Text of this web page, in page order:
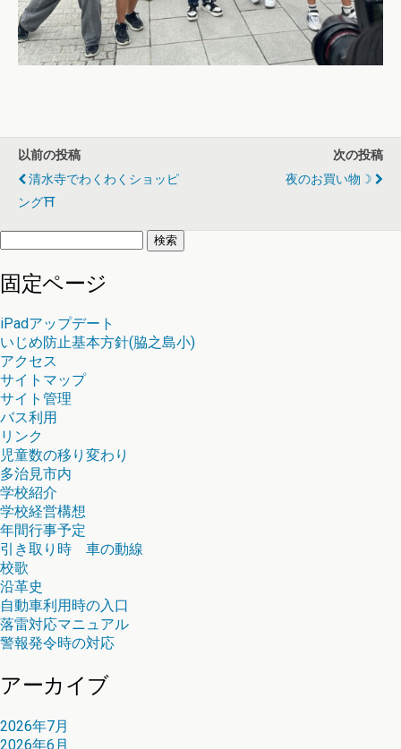
以前の投稿
清水寺でわくわくショッピ
ング⛩
次の投稿
夜のお買い物☽
検
固定ページ
iPadアップデート
いじめ防止基本方針(脇之島小)
アクセス
サイトマップ
サイト管理
バス利用
リンク
児童数の移り変わり
多治見市内
学校紹介
学校経営構想
年間行事予定
引き取り時 車の動線
校歌
沿革史
自動車利用時の入口
落雷対応マニュアル
警報発令時の対応
アーカイブ
2026年7月
2026年6月